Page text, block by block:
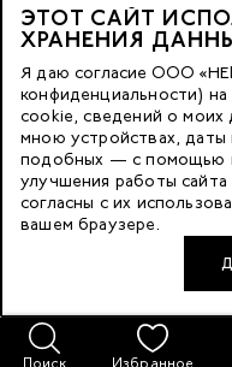
РФ
© 2023 Nano Prof
Developed by FACE
117342, Russia, Moscow,
floor 3, office 3079
ЭТОТ САЙТ
ХРАНЕНИЯ
Я даю согласие ООО
конфиденциальности)
cookie, сведений о моих
мною устройствах, даты
подобных — с помощью
улучшения работы сайта
согласны с их
вашем браузере.